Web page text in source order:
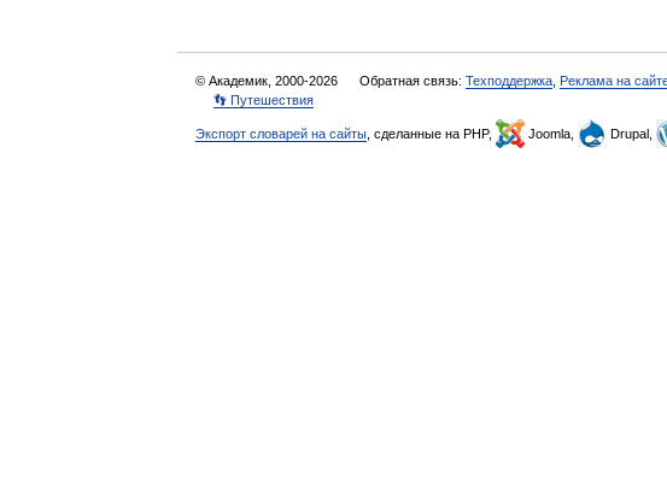
© Академик, 2000-2026 Обратная связь: Техподдержка Реклама на
👣 Путешествия
Экспорт словарей на сайты , сделанные на PHP, Joomla, Drupal,